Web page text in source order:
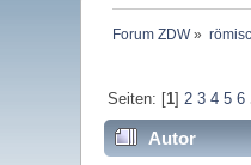
Forum ZDW»
Seiten: [1] 2 3 4 5 6
Autor